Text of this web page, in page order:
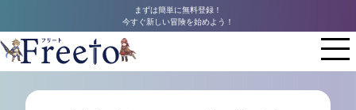
まずは簡単に無料登録！
今すぐ新しい冒険を始めよう！